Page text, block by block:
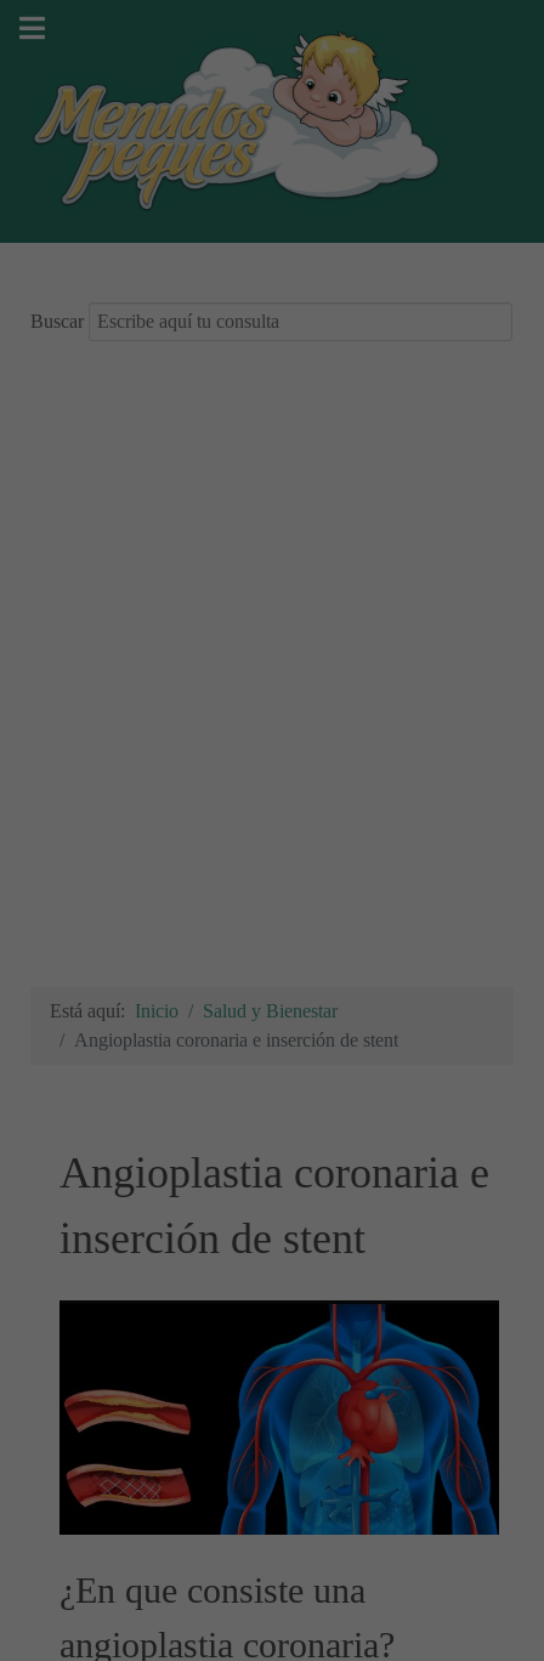
Buscar
Está aquí: Inicio
Salud y Bienestar
Angioplastia coronaria e inserción de stent
Angioplastia coronaria e
inserción de stent
¿En que consiste una
angioplastia coronaria?